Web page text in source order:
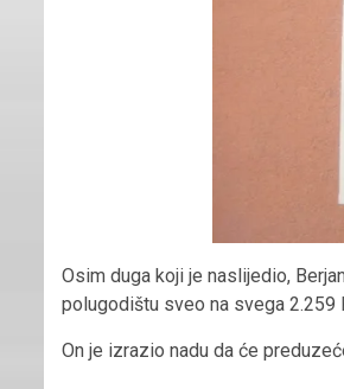
Osim duga koji je naslijedio,
polugodištu sveo na svega 2.259
On je izrazio nadu da će